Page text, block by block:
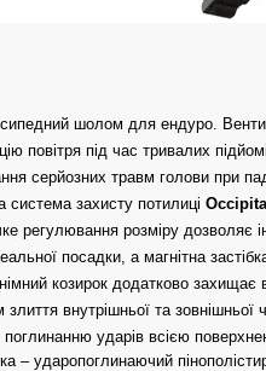
шолом для ендуро.
повітря під час тривалих
серйозних травм голови при
система захисту потилиці
регулювання розміру дозволяє
посадки, а магнітна
козирок додатково захищає
внутрішньої та
поглинанню ударів всією
– ударопоглинаючий